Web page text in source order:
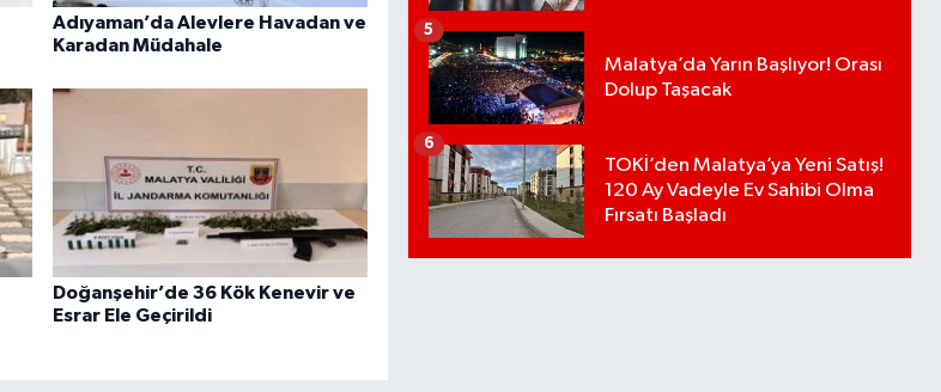
Adıyaman’da Alevlere Havadan ve
Karadan Müdahale
Doğanşehir’de 36 Kök Kenevir ve
Esrar Ele Geçirildi
Malatya’da Yarın Başlıyor! Orası
Dolup Taşacak
5
TOKİ’den Malatya’ya Yeni Satış!
120 Ay Vadeyle Ev Sahibi Olma
Fırsatı Başladı
6